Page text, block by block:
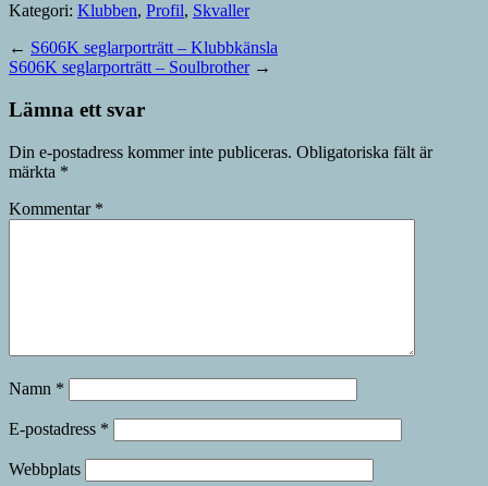
Kategori: Klubben, Profil, Skvaller
← S606K seglarporträtt – Klubbkänsla
S606K seglarporträtt – Soulbrother→
Lämna ett svar
Din e-postadress kommer inte publiceras. Obligatoriska fält är
märkta *
Kommentar *
Namn *
E-postadress *
Webbplats